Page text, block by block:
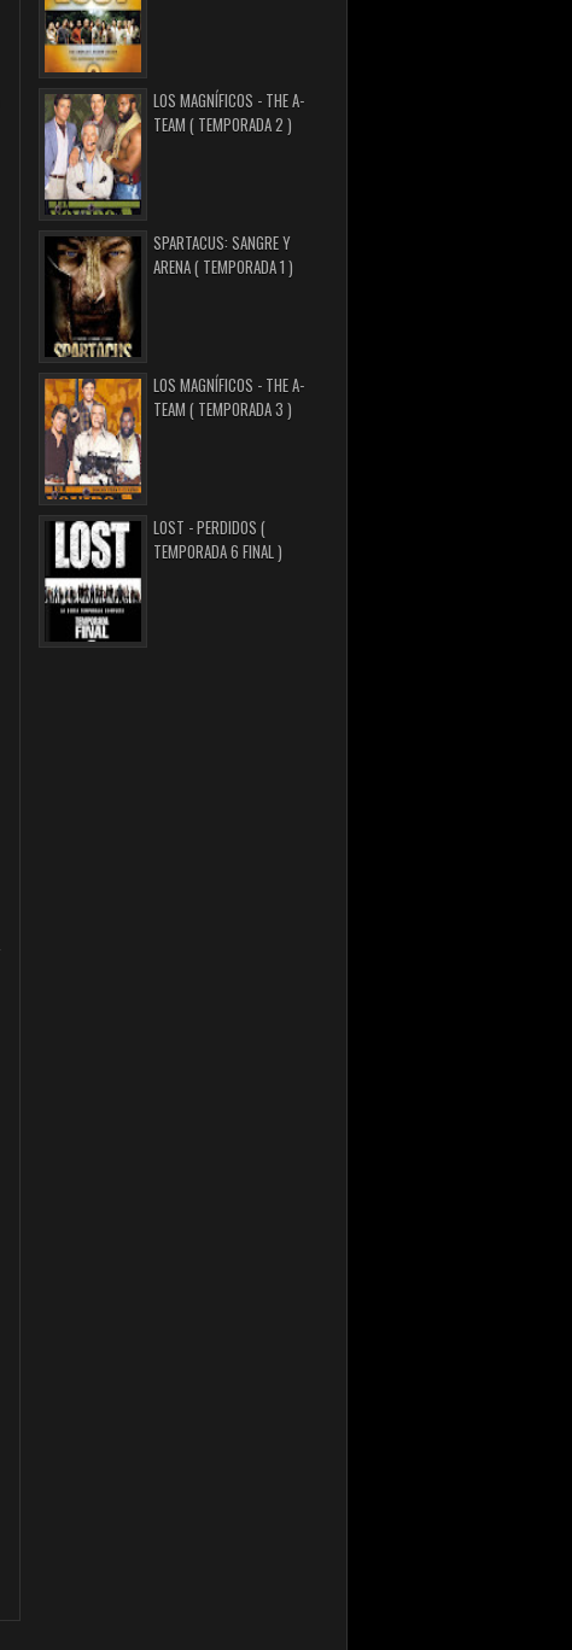
LOS MAGNÍFICOS - THE A-
TEAM ( TEMPORADA 2 )
SPARTACUS: SANGRE Y
ARENA ( TEMPORADA 1 )
LOS MAGNÍFICOS - THE A-
TEAM ( TEMPORADA 3 )
LOST - PERDIDOS (
TEMPORADA 6 FINAL )